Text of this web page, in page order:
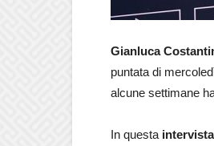
Gianluca
puntata di
alcune settimane
In questa